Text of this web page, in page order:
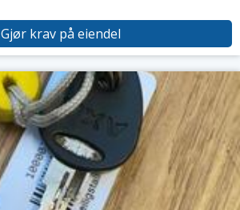
Gjør krav på eiendel